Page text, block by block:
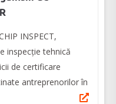
INSPECT,
inspecție tehnică
de certificare
antreprenorilor în